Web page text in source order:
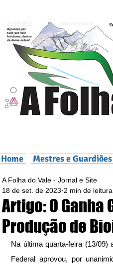
Home Mestres e
Artigo: O Ganha
Produção de
A Folha do Vale - Jornal e Site
18 de set. de 2023 2 min de leitura
Na última quarta-feira (13/
Federal aprovou, por